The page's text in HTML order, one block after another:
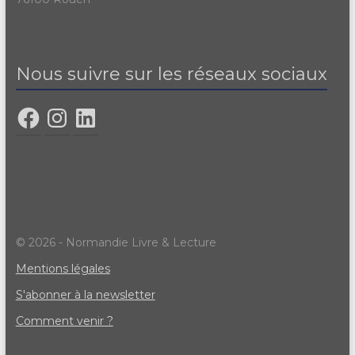
Nous suivre sur les réseaux sociaux
© 2026 - Normandie Livre & Lecture
Mentions légales
S'abonner à la newsletter
Comment venir ?